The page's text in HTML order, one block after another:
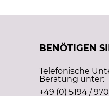
BENÖTIGEN
Telefonische
Beratung unter:
+49 (0) 5194 /